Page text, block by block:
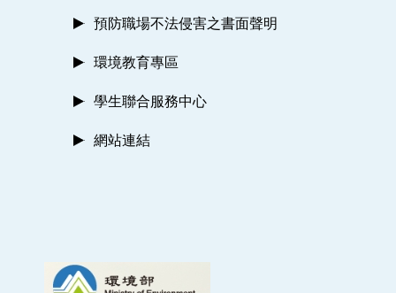
預防職場不法侵害之書面聲明
環境教育專區
學生聯合服務中心
網站連結